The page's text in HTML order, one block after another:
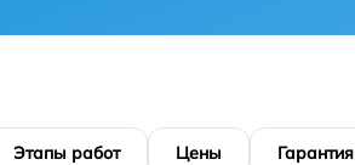
Этапы работ Цены Гарантия